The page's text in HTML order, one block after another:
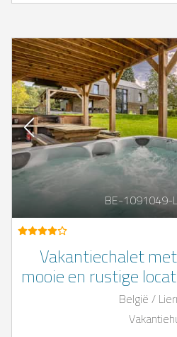
BE-1091049-
Vakantiechalet
mooie en rustige
België /